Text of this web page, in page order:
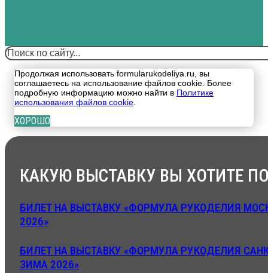
Поиск
Продолжая использовать formularukodeliya.ru, вы
соглашаетесь на использование файлов cookie. Более
подробную информацию можно найти в Политике
использования файлов cookie.
ХОРОШО
КАКУЮ ВЫСТАВКУ ВЫ ХОТИТЕ
БИЛЕТ НА ВЫСТАВКУ «ФОРМУЛА РУКОДЕЛИЯ
2026»
БИЛЕТ НА ВЫСТАВКУ «ФОРМУЛА РУКОДЕЛИЯ
ЗИМА 2026»